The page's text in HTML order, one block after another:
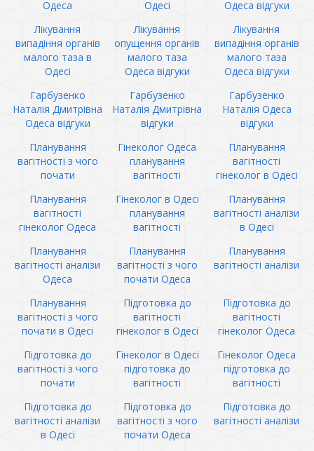
Одеса
Одесі
Одеса відгуки
Лікування
випадіння органів
малого таза в
Одесі
Лікування
опущення органів
малого таза
Одеса відгуки
Лікування
випадіння органів
малого таза
Одеса відгуки
Гарбузенко
Наталія Дмитрівна
Одеса відгуки
Гарбузенко
Наталія Дмитрівна
відгуки
Гарбузенко
Наталія Одеса
відгуки
Планування
вагітності з чого
почати
Гінеколог Одеса
планування
вагітності
Планування
вагітності
гінеколог в Одесі
Планування
вагітності
гінеколог Одеса
Гінеколог в Одесі
планування
вагітності
Планування
вагітності аналізи
в Одесі
Планування
вагітності аналізи
Одеса
Планування
вагітності з чого
почати Одеса
Планування
вагітності аналізи
Планування
вагітності з чого
почати в Одесі
Підготовка до
вагітності
гінеколог в Одесі
Підготовка до
вагітності
гінеколог Одеса
Підготовка до
вагітності з чого
почати
Гінеколог в Одесі
підготовка до
вагітності
Гінеколог Одеса
підготовка до
вагітності
Підготовка до
вагітності аналізи
в Одесі
Підготовка до
вагітності з чого
почати Одеса
Підготовка до
вагітності аналізи